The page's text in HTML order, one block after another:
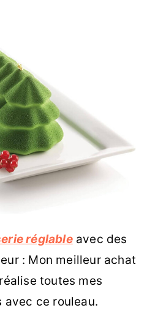
réglableavec des
: Mon meilleur achat
toutes mes
ce rouleau.